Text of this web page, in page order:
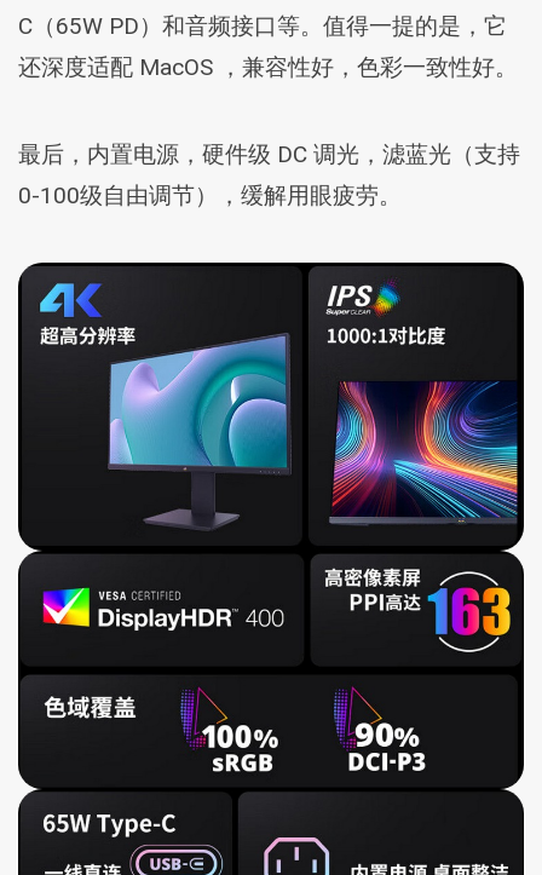
C（65W PD）和音频接口等。值得一提的是，它
还深度适配 MacOS ，兼容性好，色彩一致性好。
最后，内置电源，硬件级 DC 调光，滤蓝光（支持
0-100级自由调节），缓解用眼疲劳。